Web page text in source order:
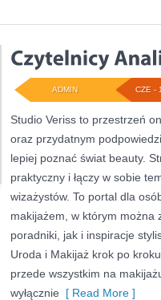
CZE -
ADMIN
Studio Veriss to przestrzeń
oraz przydatnym
lepiej poznać świat beauty.
praktyczny i łączy w sobie
wizażystów. To portal dla
makijażem, w którym można
poradniki, jak i inspiracje
Uroda i Makijaż krok po
przede wszystkim na
wyłącznie [ Read More ]